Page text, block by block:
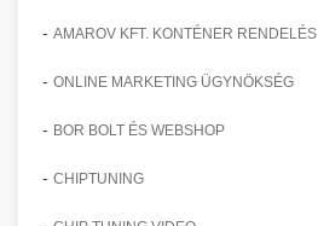
- AMAROV KFT. KONTÉNER RENDELÉS
- ONLINE MARKETING ÜGYNÖKSÉG
- BOR BOLT ÉS WEBSHOP
- CHIPTUNING